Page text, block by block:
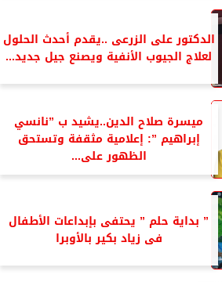
الدكتور على الزرعى ..يقدم أحدث الحلول
لعلاج الجيوب الأنفية ويصنع جيل جديد...
ميسرة صلاح الدين..يشيد ب ”نانسي
إبراهيم ”: إعلامية مثقفة وتستحق
الظهور على...
” بداية حلم ” يحتفى بإبداعات الأطفال
فى زياد بكير بالأوبرا